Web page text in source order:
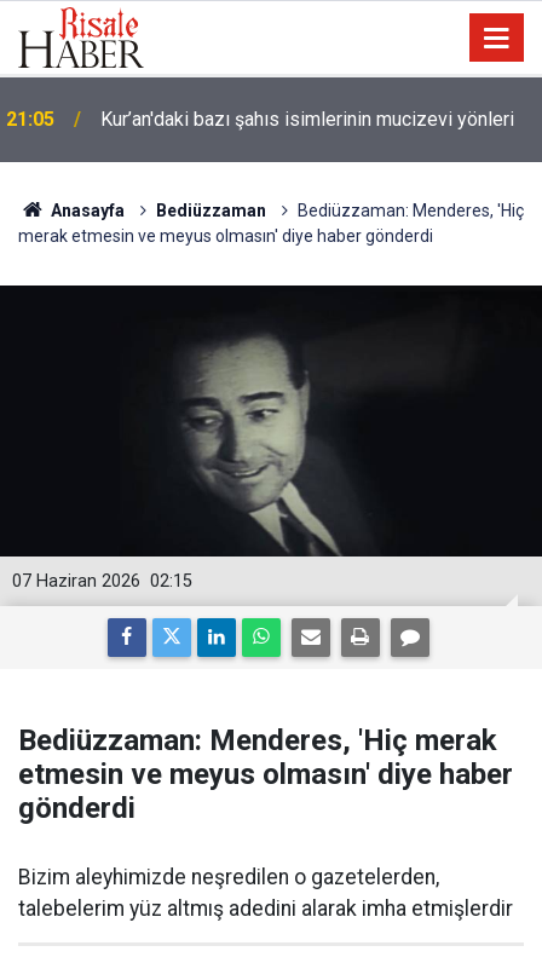
20:02
kin kustu
Anasayfa Bediüzzaman
Bediüzzaman: Menderes, 'Hiç
merak etmesin ve meyus olmasın' diye haber gönderdi
02:15
07 Haziran 2026
Bediüzzaman: Menderes, 'Hiç merak
etmesin ve meyus olmasın' diye haber
gönderdi
Bizim aleyhimizde neşredilen o gazetelerden,
talebelerim yüz altmış adedini alarak imha etmişlerdir